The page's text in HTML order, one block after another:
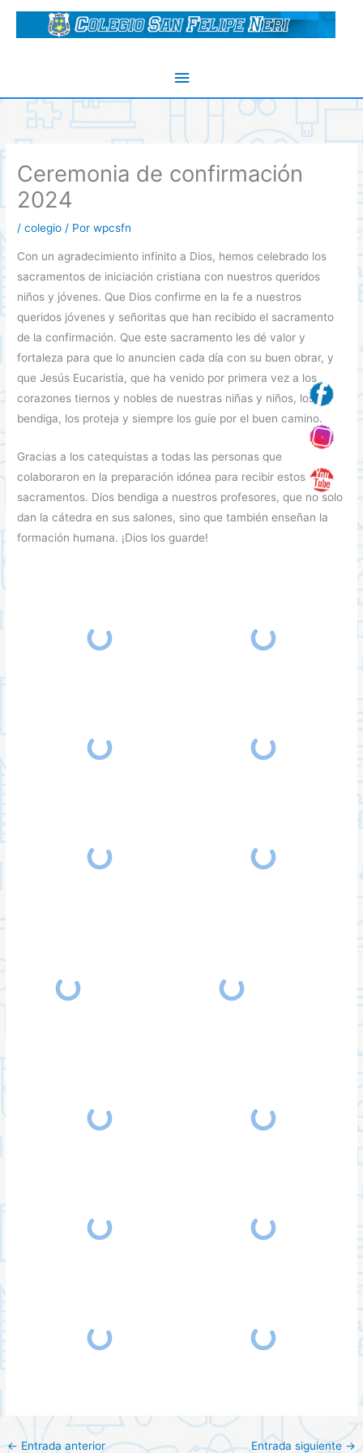
Menú
principal
Ceremonia de confirmación
2024
/colegio / Porwpcsfn
Con un agradecimiento infinito a Dios, hemos celebrado los
sacramentos de iniciación cristiana con nuestros queridos
niños y jóvenes. Que Dios confirme en la fe a nuestros
queridos jóvenes y señoritas que han recibido el sacramento
de la confirmación. Que este sacramento les dé valor y
fortaleza para que lo anuncien cada día con su buen obrar, y
que Jesús Eucaristía, que ha venido por primera vez a los
corazones tiernos y nobles de nuestras niñas y niños, los
bendiga, los proteja y siempre los guíe por el buen camino.
Gracias a los catequistas a todas las personas que
colaboraron en la preparación idónea para recibir estos
sacramentos. Dios bendiga a nuestros profesores, que no solo
dan la cátedra en sus salones, sino que también enseñan la
formación humana. ¡Dios los guarde!
← Entrada anterior Entrada siguiente →